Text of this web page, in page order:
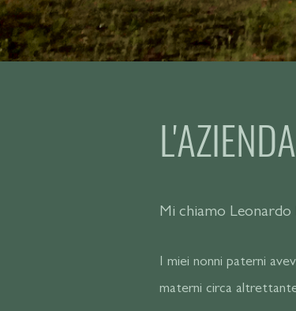
Mi chiamo
I miei nonni paterni
materni circa